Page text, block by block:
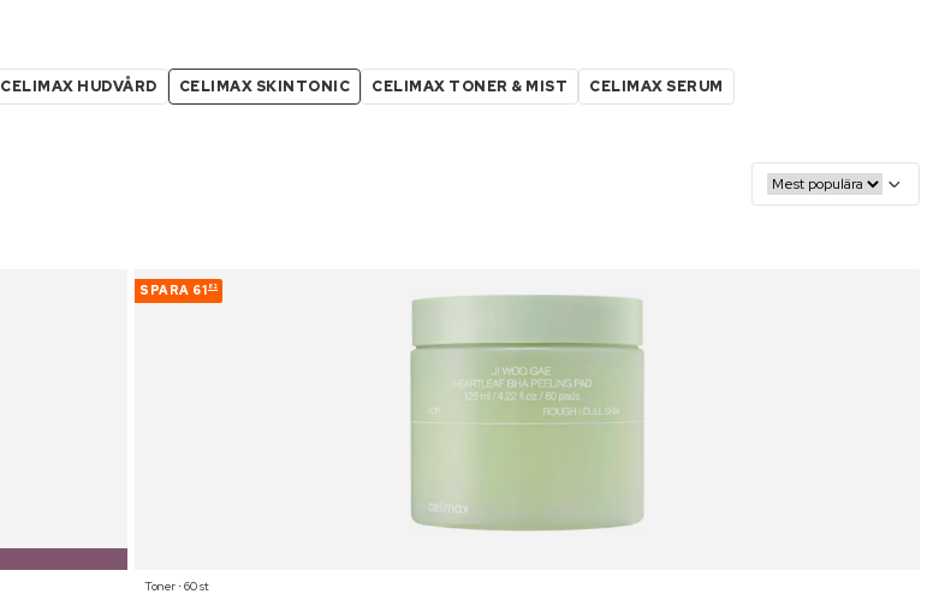
CELIMAX HUDVÅRD CELIMAX SKINTONIC CELIMAX TONER & MIST CELIMAX SERUM
SPARA 61 82
Toner ⋅ 60 st